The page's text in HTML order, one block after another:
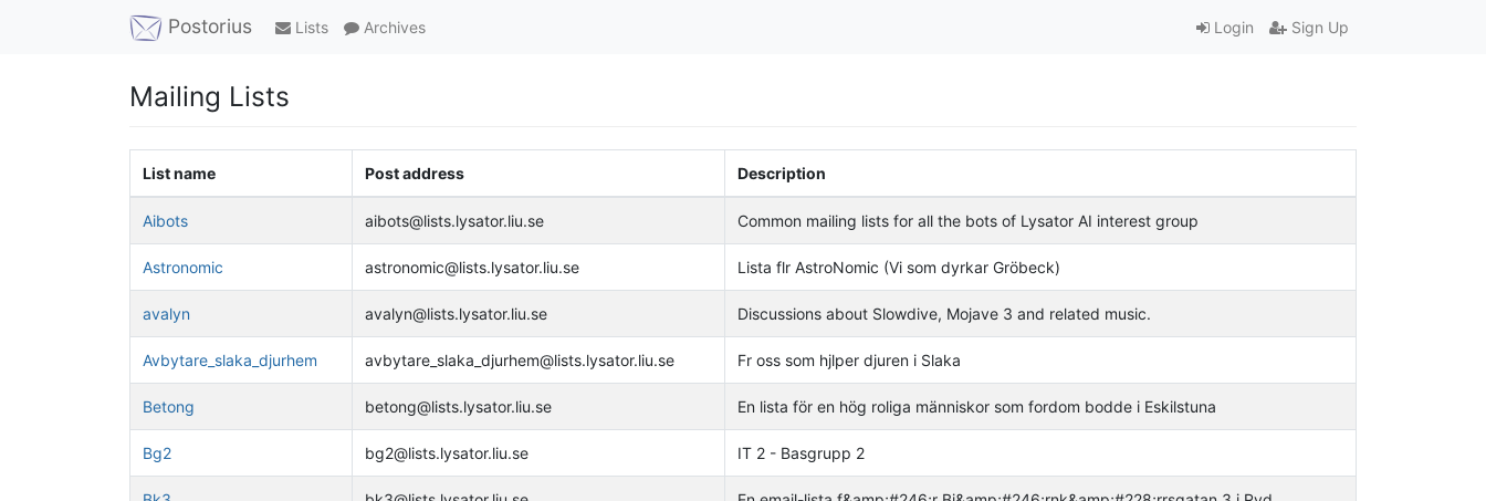
Postorius Lists Archives Login Sign Up
Mailing Lists
List name Post address Description
Aibots aibots@lists.lysator.liu.se Common mailing lists for all the bots of Lysator AI interest group
Astronomic astronomic@lists.lysator.liu.se Lista flr AstroNomic (Vi som dyrkar Gröbeck)
avalyn avalyn@lists.lysator.liu.se Discussions about Slowdive, Mojave 3 and related music.
Avbytare_slaka_djurhem avbytare_slaka_djurhem@lists.lysator.liu.se Fr oss som hjlper djuren i Slaka
Betong betong@lists.lysator.liu.se En lista för en hög roliga människor som fordom bodde i Eskilstuna
Bg2 bg2@lists.lysator.liu.se IT 2 - Basgrupp 2